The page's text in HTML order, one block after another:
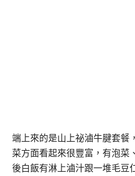
端上來的是山上祕滷牛腱套餐
菜方面看起來很豐富，有泡菜
後白飯有淋上滷汁跟一堆毛豆